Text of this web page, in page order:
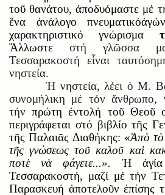
τοῦ θανάτου, ἀποδυόμαστε μέ
ἕνα ἀνάλογο πνευματικόἀγώ
χαρακτηριστικό γνώρισμα τ
Ἄλλωστε στή γλῶσσα
Τεσσαρακοστή εἶναι
νηστεία.
Ἡ νηστεία, λέει ὁ Μ.
συνομήλικη μέ τόν ἄνθρωπο,
τήνπρώτη ἐντολή τοῦ Θεοῦ
περιγράφεται στό βιβλίο τῆς
τῆς Παλαιᾶς Διαθήκης: «Ἀπὸ τὸ
τῆς γνώσεως τοῦ καλοῦ καὶ
ποτὲνὰφάγετε...». Ἡ ἁγία
Τεσσαρακοστή, μαζί μέ τήν
Παρασκευή ἀποτελοῦν ἐπίσης